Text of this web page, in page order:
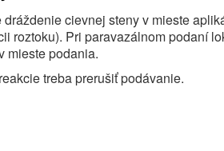
cievnej steny v mieste
roztoku). Pri paravazálnom podaní
mieste podania.
treba prerušiť podávanie.